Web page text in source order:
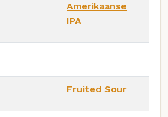
Amerikaanse
IPA
Fruited Sour